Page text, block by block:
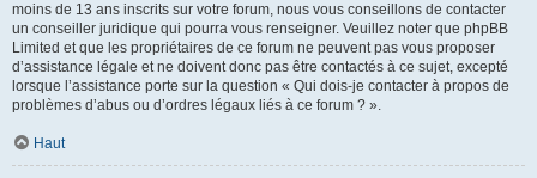
moins de 13 ans inscrits sur votre forum, nous vous conseillons de contacter
un conseiller juridique qui pourra vous renseigner. Veuillez noter que phpBB
Limited et que les propriétaires de ce forum ne peuvent pas vous proposer
d’assistance légale et ne doivent donc pas être contactés à ce sujet, excepté
lorsque l’assistance porte sur la question « Qui dois-je contacter à propos de
problèmes d’abus ou d’ordres légaux liés à ce forum ? ».
Haut